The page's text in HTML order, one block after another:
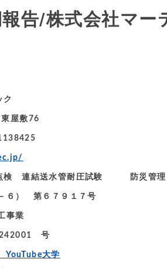
告/株式会社マー
ク
屋敷76
検 連結送水管耐圧試験 防災管理
） 第６７９１７号
事業
号
大学